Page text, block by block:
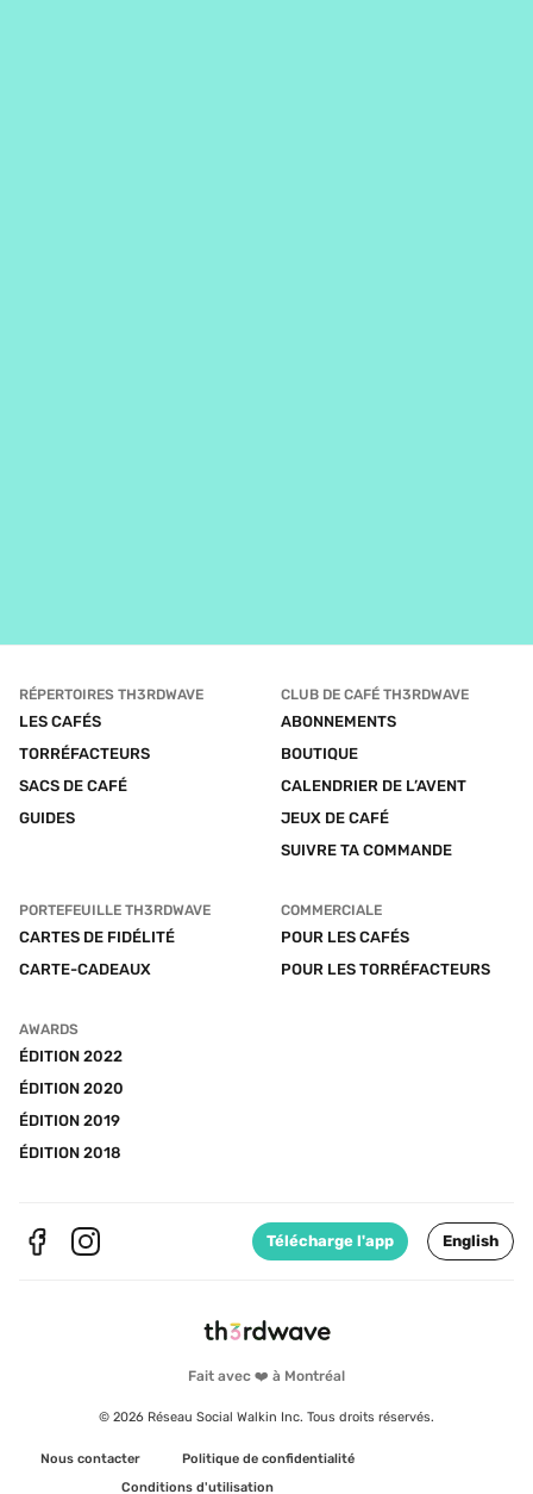
Fait avec ❤️ à Montréal
© 2026 Réseau Social Walkin Inc. Tous droits réservés.
Nous contacter
Politique de confidentialité
Conditions d'utilisation
RÉPERTOIRES TH3RDWAVE
LES CAFÉS
TORRÉFACTEURS
SACS DE CAFÉ
GUIDES
CLUB DE CAFÉ TH3RDWAVE
ABONNEMENTS
BOUTIQUE
CALENDRIER DE L’AVENT
JEUX DE CAFÉ
SUIVRE TA COMMANDE
PORTEFEUILLE TH3RDWAVE
CARTES DE FIDÉLITÉ
CARTE-CADEAUX
COMMERCIALE
POUR LES CAFÉS
POUR LES TORRÉFACTEURS
AWARDS
ÉDITION 2022
ÉDITION 2020
ÉDITION 2019
ÉDITION 2018
Télécharge l'app English